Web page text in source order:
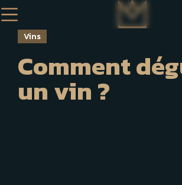
Vins
Comment
un vin ?